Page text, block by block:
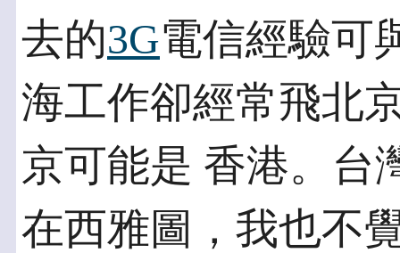
去的3G電信經驗可
海工作卻經常飛北
京可能是 香港。台
在西雅圖，我也不